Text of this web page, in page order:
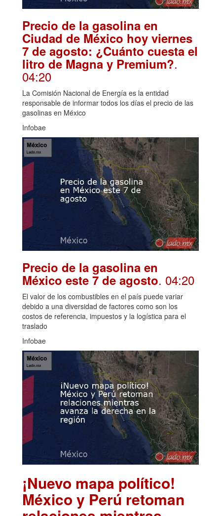
Precio de la gasolina en
Ciudad de México hoy viernes
7 de agosto: ¿Cuánto cuesta el
litro de Magna y Premium?.
04:20
La Comisión Nacional de Energía es la entidad
responsable de informar todos los días el precio de las
gasolinas en México
Infobae
Precio de la gasolina en
México este 7 de agosto. 04:20
El valor de los combustibles en el país puede variar
debido a una diversidad de factores como son los
costos de referencia, impuestos y la logística para el
traslado
Infobae
¡Nuevo mapa político!
México y Perú retoman